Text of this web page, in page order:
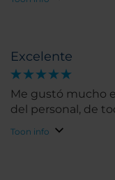
Excelente
Me gustó mucho
del personal, de
Toon info